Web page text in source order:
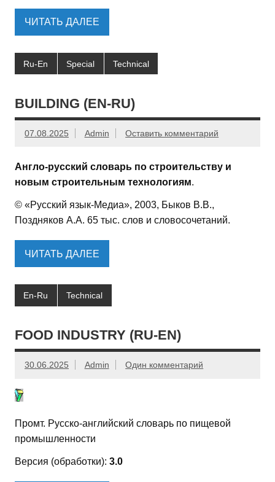
ЧИТАТЬ ДАЛЕЕ
Ru-En Special Technical
BUILDING (EN-RU)
07.08.2025 Admin Оставить комментарий
Англо-русский словарь по строительству и
новым строительным технологиям.
© «Русский язык-Медиа», 2003, Быков В.В.,
Поздняков А.А. 65 тыс. слов и словосочетаний.
ЧИТАТЬ ДАЛЕЕ
En-Ru Technical
FOOD INDUSTRY (RU-EN)
30.06.2025 Admin Один комментарий
Промт. Русско-английский словарь по пищевой
промышленности
Версия (обработки): 3.0